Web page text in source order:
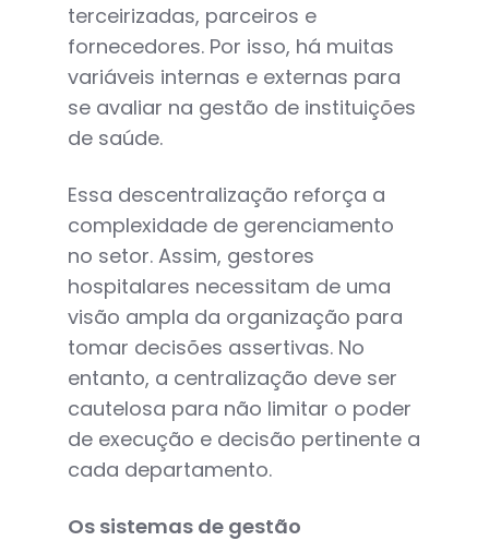
terceirizadas, parceiros e
fornecedores. Por isso, há muitas
variáveis internas e externas para
se avaliar na gestão de instituições
de saúde.
Essa descentralização reforça a
complexidade de gerenciamento
no setor. Assim, gestores
hospitalares necessitam de uma
visão ampla da organização para
tomar decisões assertivas. No
entanto, a centralização deve ser
cautelosa para não limitar o poder
de execução e decisão pertinente a
cada departamento.
Os sistemas de gestão